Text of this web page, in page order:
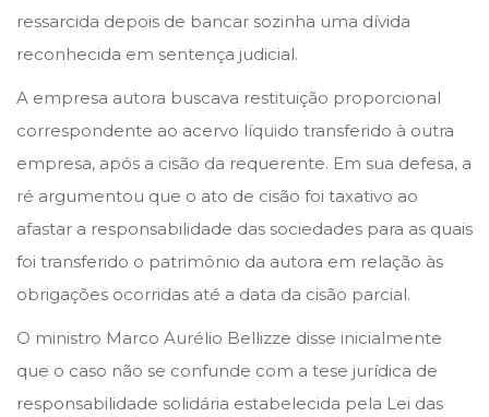
ressarcida depois de bancar sozinha uma dívida
reconhecida em sentença judicial.
A empresa autora buscava restituição proporcional
correspondente ao acervo líquido transferido à outra
empresa, após a cisão da requerente. Em sua defesa, a
ré argumentou que o ato de cisão foi taxativo ao
afastar a responsabilidade das sociedades para as quais
foi transferido o patrimônio da autora em relação às
obrigações ocorridas até a data da cisão parcial.
O ministro Marco Aurélio Bellizze disse inicialmente
que o caso não se confunde com a tese jurídica de
responsabilidade solidária estabelecida pela Lei das